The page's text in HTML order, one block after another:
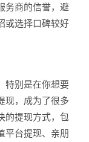
务商的信誉，避
或选择口碑较好
特别是在你想要
现，成为了很多
的提现方式，包
平台提现、亲朋